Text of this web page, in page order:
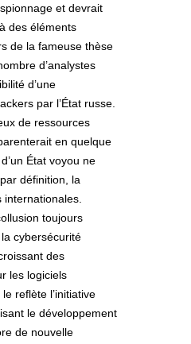
et devrait
des éléments
de la fameuse thèse
d’analystes
d’une
par l’État russe.
de ressources
en quelque
État voyou ne
définition, la
toujours
cybersécurité
des
les logiciels
reflète l’initiative
le développement
de nouvelle